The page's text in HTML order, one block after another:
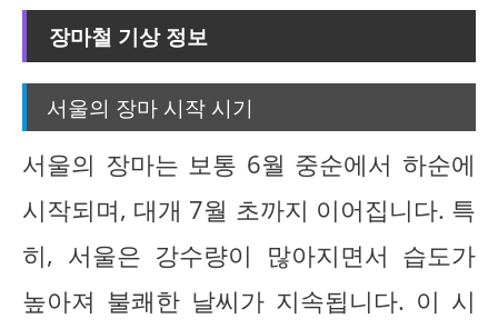
장마철 기상 정보
서울의 장마 시작 시기
서울의 장마는 보통 6월 중순에서 하순에
시작되며, 대개 7월 초까지 이어집니다. 특
히, 서울은 강수량이 많아지면서 습도가
높아져 불쾌한 날씨가 지속됩니다. 이 시